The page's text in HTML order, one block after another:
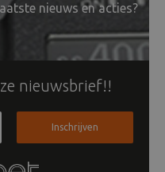
nieuws en acties?
nieuwsbrief!!
Inschrijven